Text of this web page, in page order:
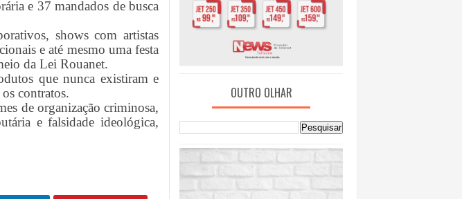
e 37 mandados de busca
shows com artistas
e até mesmo uma festa
da Lei Rouanet.
que nunca existiram e
contratos.
de organização criminosa,
e falsidade ideológica,
OUTRO OLHAR